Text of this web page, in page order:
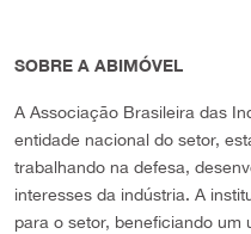
SOBRE A ABIMÓVEL
A Associação Brasileira das
entidade nacional do setor,
trabalhando na defesa,
interesses da indústria. A
para o setor, beneficiando um